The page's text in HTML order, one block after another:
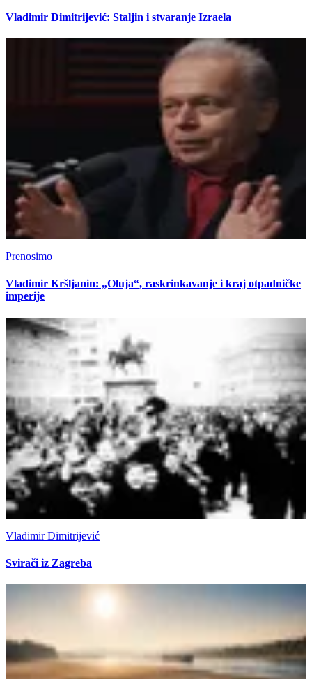
Vladimir Dimitrijević: Staljin i stvaranje Izraela
Prenosimo
Vladimir Kršljanin: „Oluja“, raskrinkavanje i kraj otpadničke
imperije
Vladimir Dimitrijević
Svirači iz Zagreba